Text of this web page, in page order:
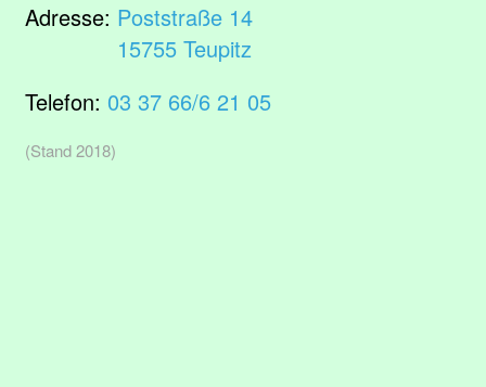
Adresse: Poststraße 14
15755 Teupitz
Telefon: 03 37 66/6 21 05
(Stand 2018)